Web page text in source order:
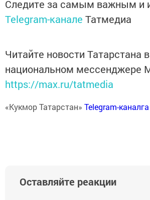
Следите за самым важным и
Telegram-канале Татмедиа
Читайте новости Татарстана в
национальном мессенджере
https://max.ru/tatmedia
«Кукмор Татарстан» Telegram-каналга
Оставляйте реакции